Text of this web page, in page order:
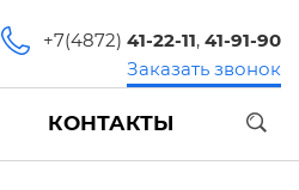
+7(4872) 41-22-11, 41-91-90
Заказать звонок
КОНТАКТЫ